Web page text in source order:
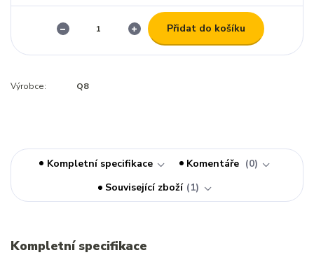
Přidat do košíku
Výrobce: Q8
Kompletní specifikace Komentáře
0
Související zboží
1
Kompletní specifikace